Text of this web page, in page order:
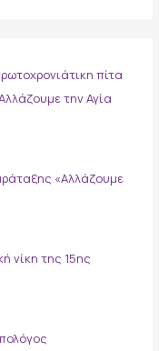
πίτα
την Αγία
«Αλλάζουμε
νίκη της 15ης